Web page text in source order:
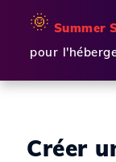
🌞 Summer
pour
Créer